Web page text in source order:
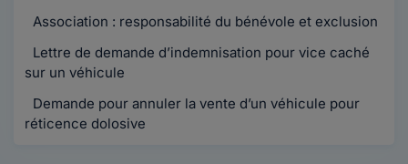
Association : responsabilité du bénévole et exclusion
Lettre de demande d’indemnisation pour vice caché
sur un véhicule
Demande pour annuler la vente d’un véhicule pour
réticence dolosive